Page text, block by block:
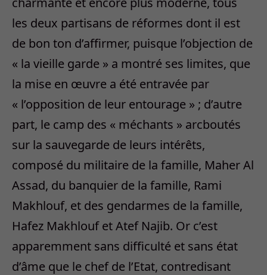
les deux partisans de réformes dont il est
de bon ton d’affirmer, puisque l’objection de
« la vieille garde » a montré ses limites, que
la mise en œuvre a été entravée par
« l’opposition de leur entourage » ; d’autre
part, le camp des « méchants » arcboutés
sur la sauvegarde de leurs intérêts,
composé du militaire de la famille, Maher Al
Assad, du banquier de la famille, Rami
Makhlouf, et des gendarmes de la famille,
Hafez Makhlouf et Atef Najib. Or c’est
apparemment sans difficulté et sans état
d’âme que le chef de l’Etat, contredisant